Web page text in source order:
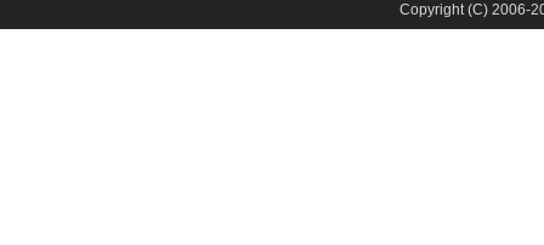
Copyright (C) 2006-